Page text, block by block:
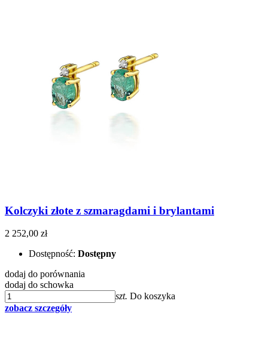
Kolczyki złote z szmaragdami i brylantami
2 252,00 zł
Dostępność: Dostępny
dodaj do porównania
dodaj do schowka
szt. Do koszyka
zobacz szczegóły